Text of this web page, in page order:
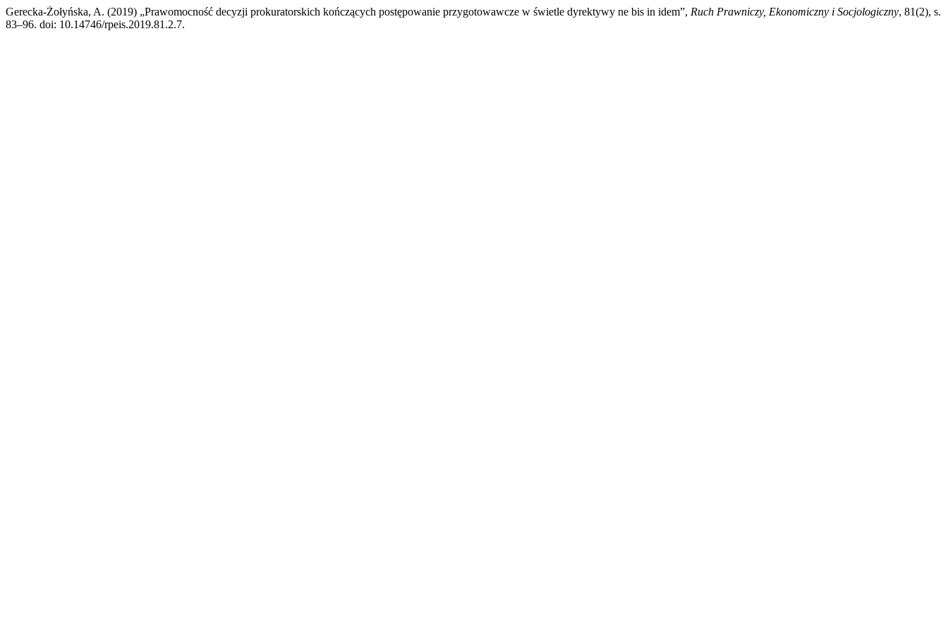
Gerecka-Żołyńska, A. (2019) „Prawomocność decyzji prokuratorskich kończących postępowanie przygotowawcze w świetle dyrektywy ne bis in idem”, Ruch Prawniczy, Ekonomiczny i Socjologiczny, 81(2), s.
83–96. doi: 10.14746/rpeis.2019.81.2.7.